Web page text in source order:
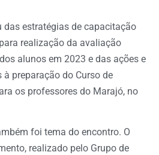
estratégias de capacitação
realização da avaliação
alunos em 2023 e das ações e
preparação do Curso de
os professores do Marajó, no
foi tema do encontro. O
realizado pelo Grupo de